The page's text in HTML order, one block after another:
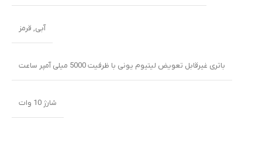
آبی, قرمز
باتری غیرقابل تعویض لیتیوم یونی با ظرفیت 5000 میلی آمپر ساعت
شارژ 10 وات